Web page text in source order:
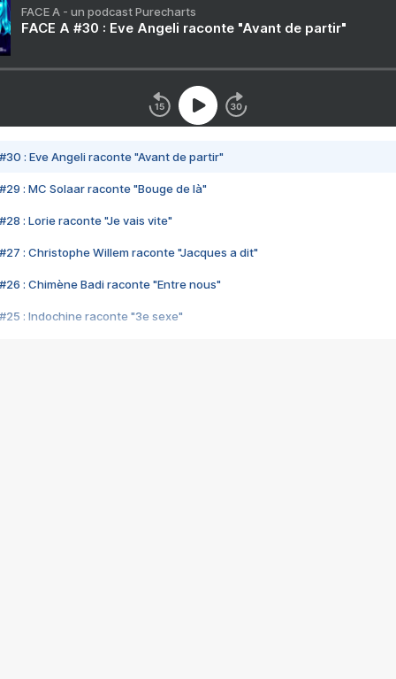
FACE A - un podcast Purecharts
FACE A #30 : Eve Angeli raconte "Avant de partir"
#30 : Eve Angeli raconte "Avant de partir"
#29 : MC Solaar raconte "Bouge de là"
#28 : Lorie raconte "Je vais vite"
#27 : Christophe Willem raconte "Jacques a dit"
#26 : Chimène Badi raconte "Entre nous"
#25 : Indochine raconte "3e sexe"